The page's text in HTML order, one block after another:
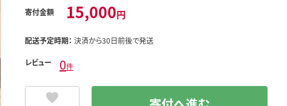
寄付金額 15,000円
配送予定時期： 決済から30日前後で発送
レビュー 0件